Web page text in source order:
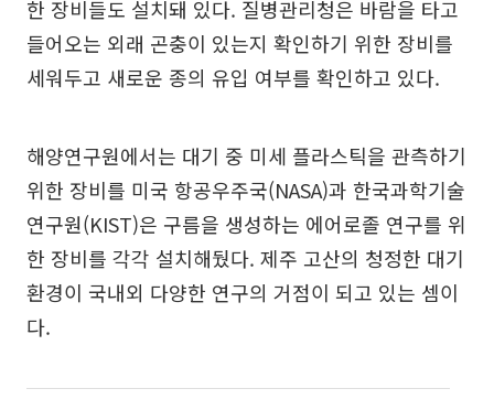
한 장비들도 설치돼 있다. 질병관리청은 바람을 타고
들어오는 외래 곤충이 있는지 확인하기 위한 장비를
세워두고 새로운 종의 유입 여부를 확인하고 있다.
해양연구원에서는 대기 중 미세 플라스틱을 관측하기
위한 장비를 미국 항공우주국(NASA)과 한국과학기술
연구원(KIST)은 구름을 생성하는 에어로졸 연구를 위
한 장비를 각각 설치해뒀다. 제주 고산의 청정한 대기
환경이 국내외 다양한 연구의 거점이 되고 있는 셈이
다.